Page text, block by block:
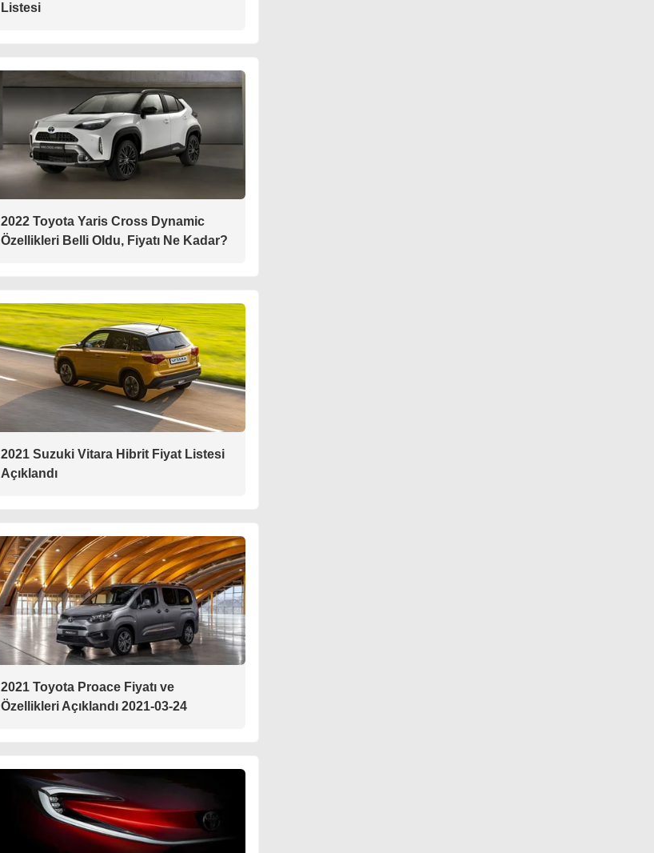
Listesi
2022 Toyota Yaris Cross Dynamic
Özellikleri Belli Oldu, Fiyatı Ne Kadar?
2021 Suzuki Vitara Hibrit Fiyat Listesi
Açıklandı
2021 Toyota Proace Fiyatı ve
Özellikleri Açıklandı 2021-03-24